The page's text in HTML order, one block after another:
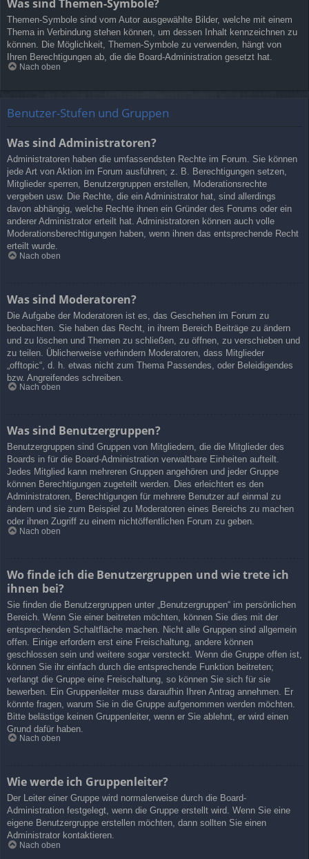
Was sind Themen-Symbole?
Themen-Symbole sind vom Autor ausgewählte Bilder, welche mit einem
Thema in Verbindung stehen können, um dessen Inhalt kennzeichnen zu
können. Die Möglichkeit, Themen-Symbole zu verwenden, hängt von
Ihren Berechtigungen ab, die die Board-Administration gesetzt hat.
Nach oben
Benutzer-Stufen und Gruppen
Was sind Administratoren?
Administratoren haben die umfassendsten Rechte im Forum. Sie können
jede Art von Aktion im Forum ausführen; z. B. Berechtigungen setzen,
Mitglieder sperren, Benutzergruppen erstellen, Moderationsrechte
vergeben usw. Die Rechte, die ein Administrator hat, sind allerdings
davon abhängig, welche Rechte ihnen ein Gründer des Forums oder ein
anderer Administrator erteilt hat. Administratoren können auch volle
Moderationsberechtigungen haben, wenn ihnen das entsprechende Recht
erteilt wurde.
Nach oben
Was sind Moderatoren?
Die Aufgabe der Moderatoren ist es, das Geschehen im Forum zu
beobachten. Sie haben das Recht, in ihrem Bereich Beiträge zu ändern
und zu löschen und Themen zu schließen, zu öffnen, zu verschieben und
zu teilen. Üblicherweise verhindern Moderatoren, dass Mitglieder
„offtopic“, d. h. etwas nicht zum Thema Passendes, oder Beleidigendes
bzw. Angreifendes schreiben.
Nach oben
Was sind Benutzergruppen?
Benutzergruppen sind Gruppen von Mitgliedern, die die Mitglieder des
Boards in für die Board-Administration verwaltbare Einheiten aufteilt.
Jedes Mitglied kann mehreren Gruppen angehören und jeder Gruppe
können Berechtigungen zugeteilt werden. Dies erleichtert es den
Administratoren, Berechtigungen für mehrere Benutzer auf einmal zu
ändern und sie zum Beispiel zu Moderatoren eines Bereichs zu machen
oder ihnen Zugriff zu einem nichtöffentlichen Forum zu geben.
Nach oben
Wo finde ich die Benutzergruppen und wie trete ich
ihnen bei?
Sie finden die Benutzergruppen unter „Benutzergruppen“ im persönlichen
Bereich. Wenn Sie einer beitreten möchten, können Sie dies mit der
entsprechenden Schaltfläche machen. Nicht alle Gruppen sind allgemein
offen. Einige erfordern erst eine Freischaltung, andere können
geschlossen sein und weitere sogar versteckt. Wenn die Gruppe offen ist,
können Sie ihr einfach durch die entsprechende Funktion beitreten;
verlangt die Gruppe eine Freischaltung, so können Sie sich für sie
bewerben. Ein Gruppenleiter muss daraufhin Ihren Antrag annehmen. Er
könnte fragen, warum Sie in die Gruppe aufgenommen werden möchten.
Bitte belästige keinen Gruppenleiter, wenn er Sie ablehnt, er wird einen
Grund dafür haben.
Nach oben
Wie werde ich Gruppenleiter?
Der Leiter einer Gruppe wird normalerweise durch die Board-
Administration festgelegt, wenn die Gruppe erstellt wird. Wenn Sie eine
eigene Benutzergruppe erstellen möchten, dann sollten Sie einen
Administrator kontaktieren.
Nach oben